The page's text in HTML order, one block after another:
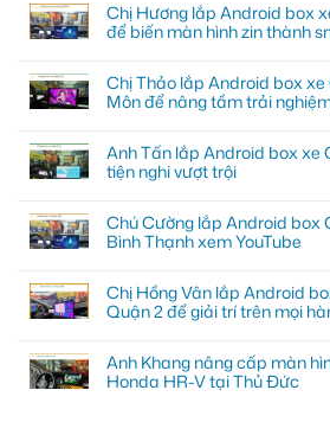
Chị Hương lắp Android box
để biến màn hình zin thành
Chị Thảo lắp Android box xe
Môn để nâng tầm trải
Anh Tấn lắp Android box xe
tiện nghi vượt trội
Chú Cường lắp Android box
Bình Thạnh xem YouTube
Chị Hồng Vân lắp Android
Quận 2 để giải trí trên mọi
Anh Khang nâng cấp màn
Honda HR-V tại Thủ Đức